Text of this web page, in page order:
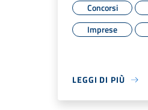
Concorsi
Imprese
LEGGI DI PIÙ